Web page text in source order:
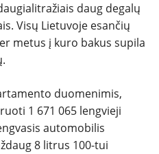
daug degalų
Visų Lietuvoje esančių
metus į kuro bakus supila
duomenimis,
1 671 065 lengvieji
automobilis
8 litrus 100-tui